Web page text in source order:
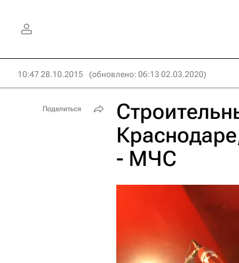
10:47 28.10.2015 (обновлено: 06:13 02.03.2020)
- МЧС
Поделиться